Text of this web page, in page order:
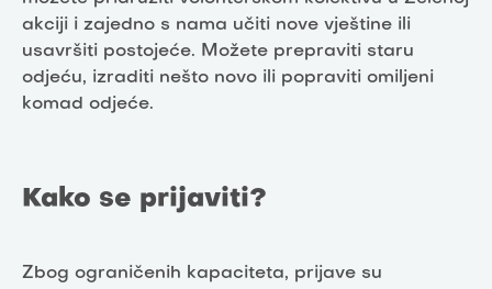
akciji i zajedno s nama učiti nove vještine ili
usavršiti postojeće. Možete prepraviti staru
odjeću, izraditi nešto novo ili popraviti omiljeni
komad odjeće.
Kako se prijaviti?
Zbog ograničenih kapaciteta, prijave su